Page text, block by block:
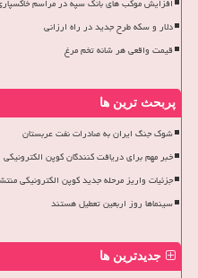
افزایش موکب های بانک سپه در مراسم خاکسپاری
دلار و سکه طرح جدید در راه ارزانی
قیمت واقعی هر شانه تخم مرغ
پربحث ترین ها
شوک جنگ ایران به صادرات نفت عربستان
خبر مهم برای دریافت کنندگان کوپن الکترونیکی
جزئیات واریز مرحله جدید کوپن الکترونیکی
سینماها روز اربعین تعطیل هستند
جدیدترین ها